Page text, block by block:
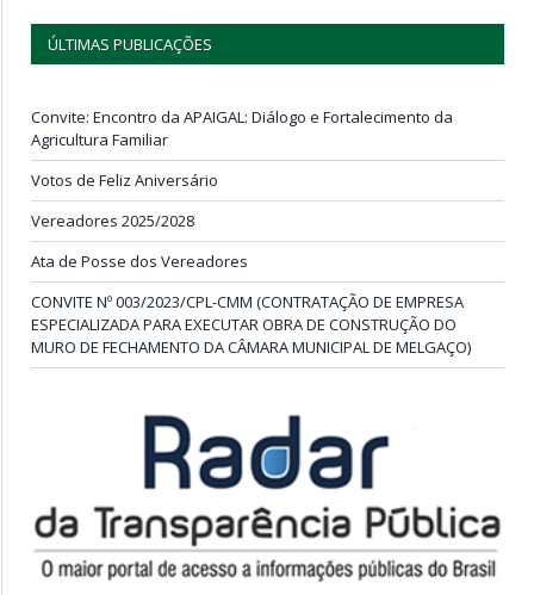
ÚLTIMAS PUBLICAÇÕES
Convite: Encontro da APAIGAL: Diálogo e Fortalecimento da
Agricultura Familiar
Votos de Feliz Aniversário
Vereadores 2025/2028
Ata de Posse dos Vereadores
CONVITE Nº 003/2023/CPL-CMM (CONTRATAÇÃO DE EMPRESA
ESPECIALIZADA PARA EXECUTAR OBRA DE CONSTRUÇÃO DO
MURO DE FECHAMENTO DA CÂMARA MUNICIPAL DE MELGAÇO)